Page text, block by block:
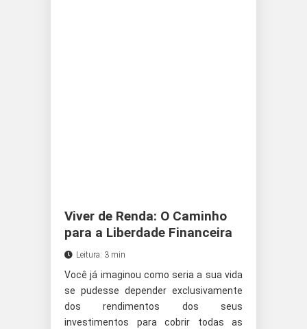
Viver de Renda: O Caminho
para a Liberdade Financeira
Leitura: 3 min
Você já imaginou como seria a sua vida
se pudesse depender exclusivamente
dos rendimentos dos seus
investimentos para cobrir todas as